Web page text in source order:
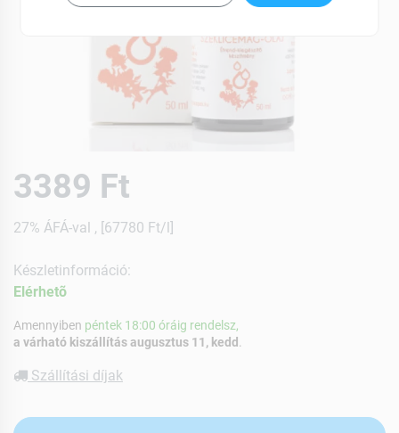
3389 Ft
27% ÁFÁ-val , [67780 Ft/l]
Készletinformáció:
Elérhetõ
Amennyiben péntek 18:00 óráig rendelsz,
a várható kiszállítás augusztus 11, kedd
Szállítási díjak